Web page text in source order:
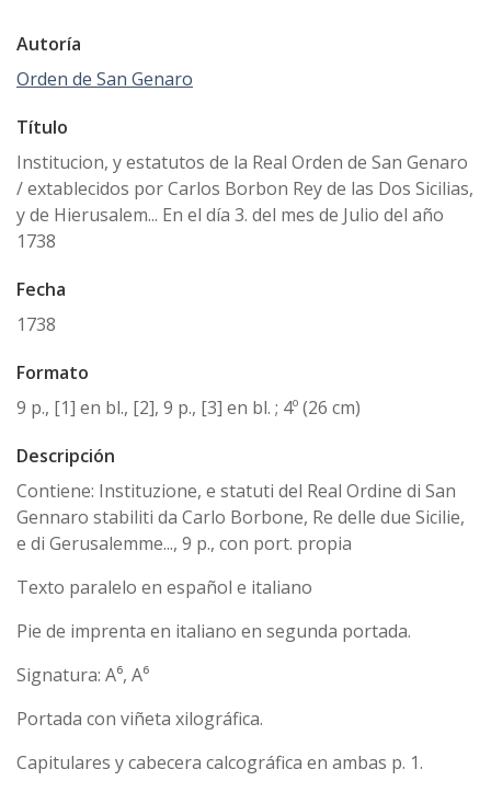
Autoría
Orden de San Genaro
Título
Institucion, y estatutos de la Real Orden de San Genaro
/ extablecidos por Carlos Borbon Rey de las Dos Sicilias,
y de Hierusalem... En el día 3. del mes de Julio del año
1738
Fecha
1738
Formato
9 p., [1] en bl., [2], 9 p., [3] en bl. ; 4º (26 cm)
Descripción
Contiene: Instituzione, e statuti del Real Ordine di San
Gennaro stabiliti da Carlo Borbone, Re delle due Sicilie,
e di Gerusalemme..., 9 p., con port. propia
Texto paralelo en español e italiano
Pie de imprenta en italiano en segunda portada.
Signatura: A⁶, A⁶
Portada con viñeta xilográfica.
Capitulares y cabecera calcográfica en ambas p. 1.